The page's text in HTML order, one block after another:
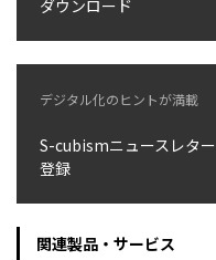
ダウンロード
デジタル化のヒントが満載
S-cubismニュースレター
登録
関連製品・サービス